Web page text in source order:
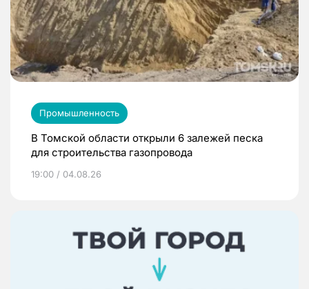
Промышленность
В Томской области открыли 6 залежей песка
для строительства газопровода
19:00 / 04.08.26